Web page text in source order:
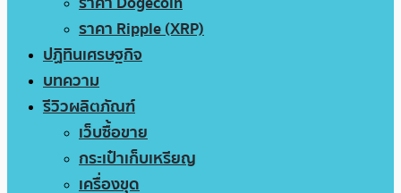
ราคา Ripple (XRP)
ปฏิทินเศรษฐกิจ
บทความ
รีวิวผลิตภัณฑ์
เว็บซื้อขาย
กระเป๋าเก็บเหรียญ
เครื่องขุด